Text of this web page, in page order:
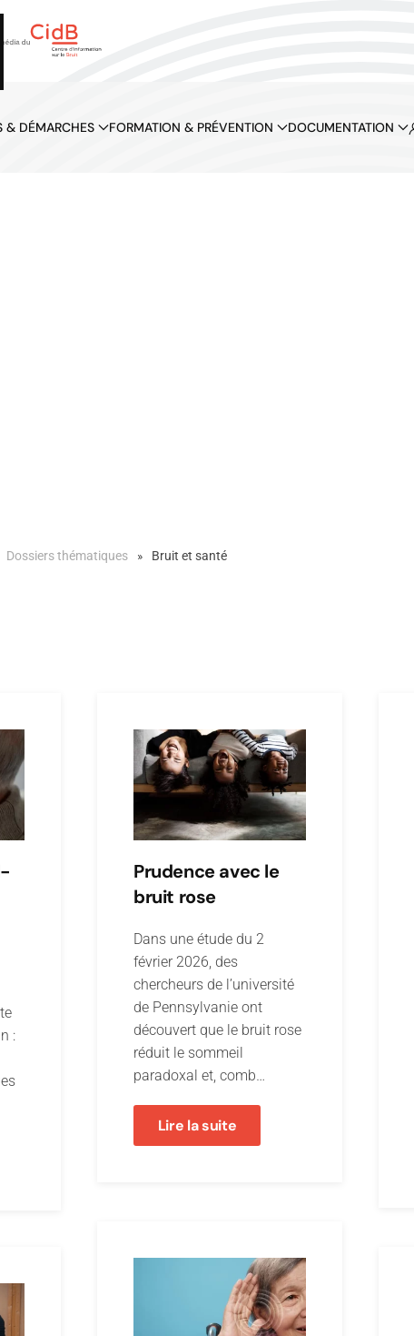
& DÉMARCHES FORMATION & PRÉVENTION DOCUMENTATION
Dossiers thématiques Bruit et santé
:
Prudence avec le
bruit rose
Dans une étude du 2
février 2026, des
chercheurs de l’université
de Pennsylvanie ont
découvert que le bruit rose
réduit le sommeil
paradoxal et, comb…
Lire la suite